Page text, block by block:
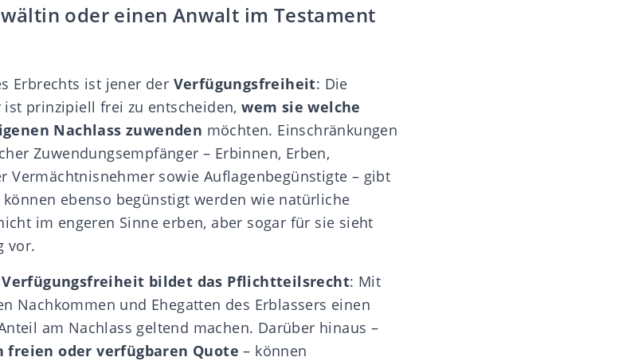
oder einen Anwalt im Testament
Erbrechts ist jener der Verfügungsfreiheit: Die
ist prinzipiell frei zu entscheiden,wem sie welche
Nachlass zuwenden möchten. Einschränkungen
Zuwendungsempfänger – Erbinnen, Erben,
Vermächtnisnehmer sowie Auflagenbegünstigte – gibt
ebenso begünstigt werden wie natürliche
im engeren Sinne erben, aber sogar für sie sieht
vor.
bildet das Pflichtteilsrecht: Mit
Nachkommen und Ehegatten des Erblassers einen
am Nachlass geltend machen. Darüber hinaus –
freien oder verfügbaren Quote – können